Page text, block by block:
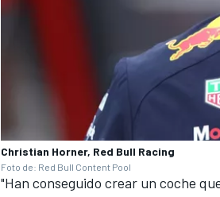
Christian Horner, Red Bull Racing
Foto de: Red Bull Content Pool
"Han conseguido crear un coche